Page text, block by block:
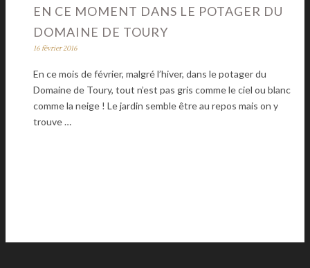
EN CE MOMENT DANS LE POTAGER DU
DOMAINE DE TOURY
16 février 2016
En ce mois de février, malgré l’hiver, dans le potager du
Domaine de Toury, tout n’est pas gris comme le ciel ou blanc
comme la neige ! Le jardin semble être au repos mais on y
trouve …